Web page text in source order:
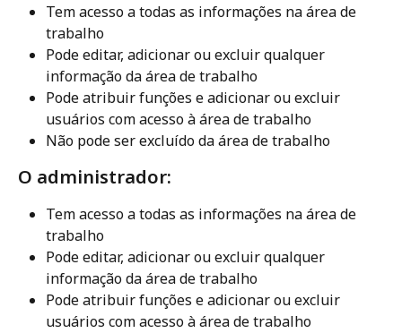
Tem acesso a todas as informações na área de
trabalho
Pode editar, adicionar ou excluir qualquer
informação da área de trabalho
Pode atribuir funções e adicionar ou excluir
usuários com acesso à área de trabalho
Não pode ser excluído da área de trabalho
O administrador:
Tem acesso a todas as informações na área de
trabalho
Pode editar, adicionar ou excluir qualquer
informação da área de trabalho
Pode atribuir funções e adicionar ou excluir
usuários com acesso à área de trabalho